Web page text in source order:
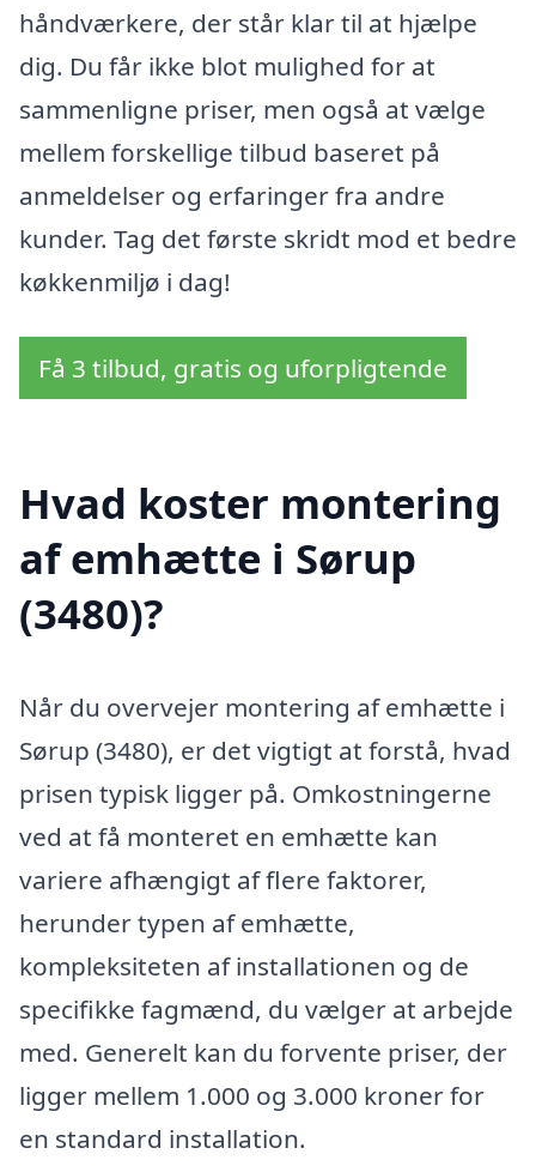
håndværkere, der står klar til at hjælpe
dig. Du får ikke blot mulighed for at
sammenligne priser, men også at vælge
mellem forskellige tilbud baseret på
anmeldelser og erfaringer fra andre
kunder. Tag det første skridt mod et bedre
køkkenmiljø i dag!
Få 3 tilbud, gratis og uforpligtende
Hvad koster montering
af emhætte i Sørup
(3480)?
Når du overvejer montering af emhætte i
Sørup (3480), er det vigtigt at forstå, hvad
prisen typisk ligger på. Omkostningerne
ved at få monteret en emhætte kan
variere afhængigt af flere faktorer,
herunder typen af emhætte,
kompleksiteten af installationen og de
specifikke fagmænd, du vælger at arbejde
med. Generelt kan du forvente priser, der
ligger mellem 1.000 og 3.000 kroner for
en standard installation.